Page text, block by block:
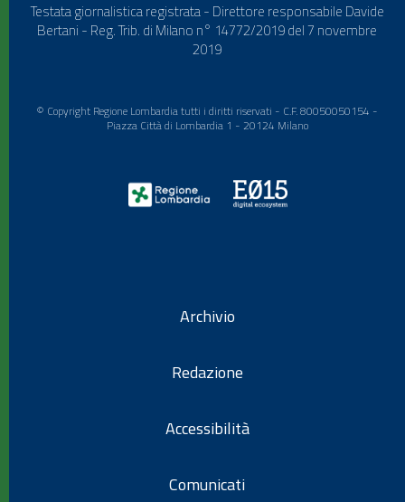
Testata giornalistica registrata - Direttore responsabile Davide
Bertani - Reg. Trib. di Milano n° 14772/2019 del 7 novembre
2019
© Copyright Regione Lombardia tutti i diritti riservati - C.F. 80050050154 -
Piazza Città di Lombardia 1 - 20124 Milano
Archivio
Redazione
Accessibilità
Comunicati